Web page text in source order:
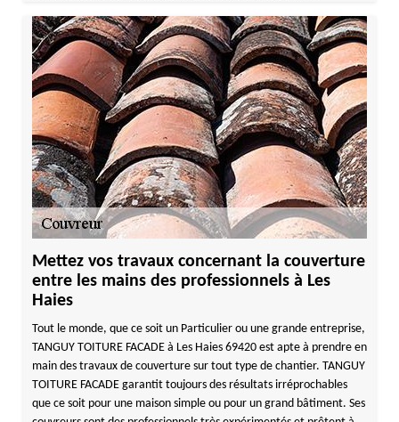
Mettez vos travaux concernant la couverture
entre les mains des professionnels à Les
Haies
Tout le monde, que ce soit un Particulier ou une grande entreprise,
TANGUY TOITURE FACADE à Les Haies 69420 est apte à prendre en
main des travaux de couverture sur tout type de chantier. TANGUY
TOITURE FACADE garantit toujours des résultats irréprochables
que ce soit pour une maison simple ou pour un grand bâtiment. Ses